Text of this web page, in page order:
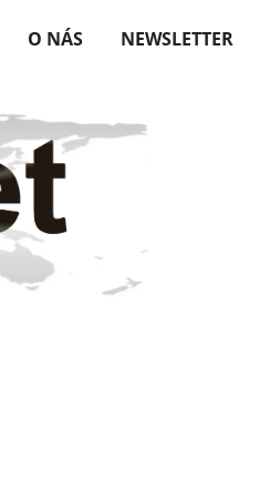
O NÁS NEWSLETTER